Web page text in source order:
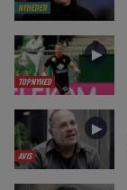
NYHEDER
TOPNYHED
►
AVIS
►